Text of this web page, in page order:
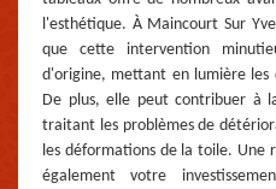
l'esthétique. À Maincourt Sur
que cette intervention
d'origine, mettant en lumière
De plus, elle peut contribuer à
traitant les problèmes de
les déformations de la toile. Une
également votre